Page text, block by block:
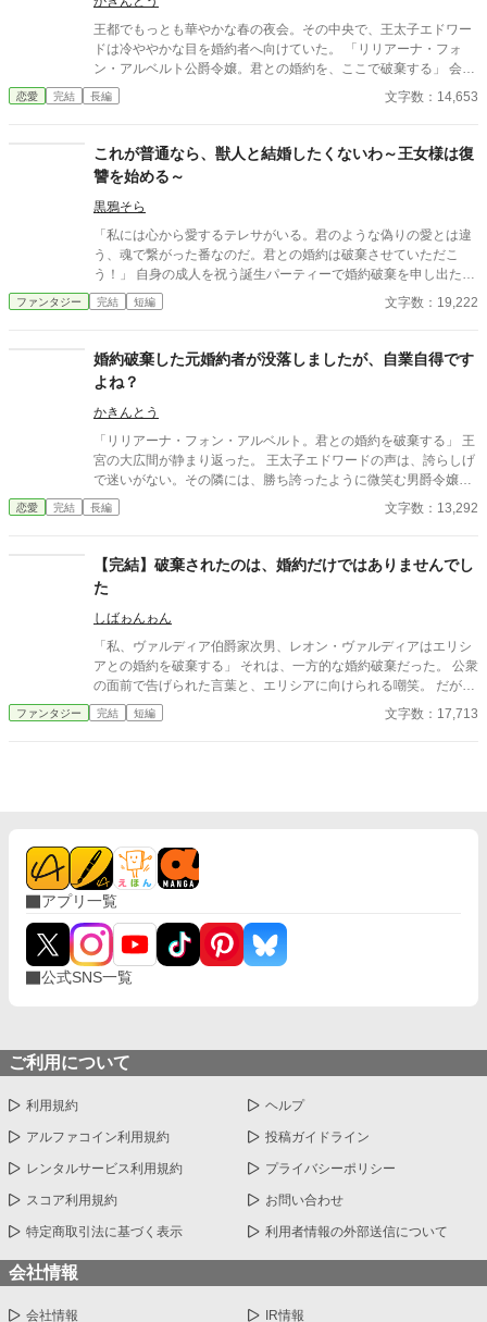
王都でもっとも華やかな春の夜会。その中央で、王太子エドワー
ドは冷ややかな目を婚約者へ向けていた。 「リリアーナ・フォ
ン・アルベルト公爵令嬢。君との婚約を、ここで破棄する」 会場
が一瞬で静まり返る。 リリアーナは淡い金髪を揺らし、静かに王
太子を見つめ返した。 「理由を、お聞きしてもよろしいでしょう
私は真実の愛を見つけた」 そう言ってエドワードが隣へ引き寄せ
たのは、男爵令嬢のセシリアだった。
恋愛 完結 長編 文字数：14,653
これが普通なら、獣人と結婚したくないわ～王女様は復
讐を始める～
黒鴉そら
「私には心から愛するテレサがいる。君のような偽りの愛とは違
う、魂で繋がった番なのだ。君との婚約は破棄させていただこ
う！」 自身の成人を祝う誕生パーティーで婚約破棄を申し出た王
子と婚約者と番と、それを見ていた第三者である他国の姫のお
話。 全然関係ない第三者がおこなっていく復讐？ そこまでざまぁ
さい。６話で完結の短編です。
ファンタジー 完結 短編 文字数：19,222
婚約破棄した元婚約者が没落しましたが、自業自得です
よね？
かきんとう
「リリアーナ・フォン・アルベルト。君との婚約を破棄する」 王
宮の大広間が静まり返った。 王太子エドワードの声は、誇らしげ
で迷いがない。その隣には、勝ち誇ったように微笑む男爵令嬢の
セシリアが寄り添っていた。 「君は嫉妬深く、セシリアを何度も
いじめてきた。そんな女性を未来の王妃にはできない」 身に覚え
だ。 「……そうですか」
恋愛 完結 長編 文字数：13,292
【完結】破棄されたのは、婚約だけではありませんでし
た
しばゎんゎん
「私、ヴァルディア伯爵家次男、レオン・ヴァルディアはエリシ
アとの婚約を破棄する」 それは、一方的な婚約破棄だった。 公衆
の面前で告げられた言葉と、エリシアに向けられる嘲笑。 だがエ
リシア・ラングレイは、それを静かに受け入れる。 断罪される側
として…。 なぜなら、彼女は知っていたからだ。 この栄華を、誰
に収めたエリシアだった。 これは、静かにすべてを制する才女
と、 自ら破滅を選んだ愚かな者たちの物語。 ※毎日2話ずつ公開
予定です（午前/午後 各1話を順次予約投稿予定）。 ※16話で完結
しました
ファンタジー 完結 短編 文字数：17,713
アプリ一覧
公式SNS一覧
ご利用について
利用規約 ヘルプ
アルファコイン利用規約 投稿ガイドライン
レンタルサービス利用規約 プライバシーポリシー
スコア利用規約 お問い合わせ
特定商取引法に基づく表示 利用者情報の外部送信について
会社情報
会社情報 IR情報